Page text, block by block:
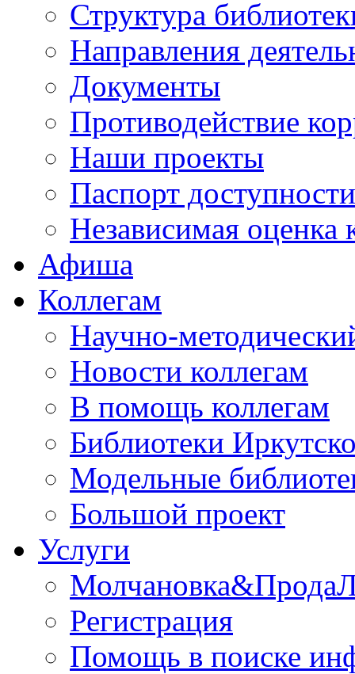
Структура
Направления
Документы
Противодействие
Наши проекты
Паспорт доступности
Независимая оценка
Афиша
Коллегам
Научно-
Новости коллегам
В помощь коллегам
Библиотеки
Модельные
Большой проект
Услуги
Регистрация
Помощь в поиске